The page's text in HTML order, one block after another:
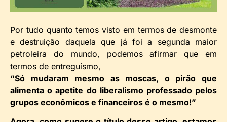
Por tudo quanto temos visto em termos de desmonte
e destruição daquela que já foi a segunda maior
petroleira do mundo, podemos afirmar que em
termos de entreguísmo,
“Só mudaram mesmo as moscas, o pirão que
alimenta o apetite do liberalismo professado pelos
grupos econômicos e financeiros é o mesmo!”